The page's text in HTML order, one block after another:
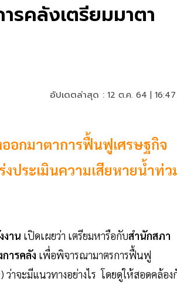
คลังเตรียมมาตา
อัปเดตล่าสุด : 12 ต.ค. 64 |
อกมาตาการฟื้นฟูเศรษฐกิจ
ประเมินความเสียหายน้ำท่ว
งาน เปิดเผยว่า เตรียมหารือกับสำนักสภา
ารคลัง เพื่อพิจารณามาตรการฟื้นฟู
) ว่าจะมีแนวทางอย่างไร โดยดูให้สอดคล้อง